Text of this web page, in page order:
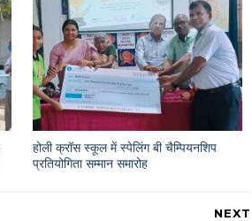
होली क्रॉस स्कूल में स्पेलिंग बी चैम्पियनशिप
प्रतियोगिता सम्मान समारोह
NEXT